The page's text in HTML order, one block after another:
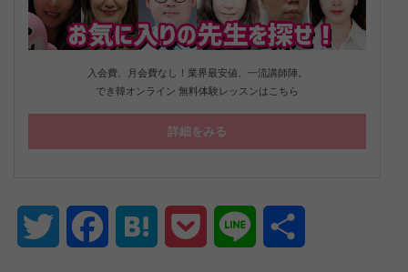
入会費、月会費なし！業界最安値、一流講師陣。
でき韓オンライン 無料体験レッスンはこちら
詳細をみる
Twitter FacebookHatena Pocket Line